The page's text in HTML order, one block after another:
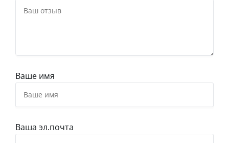
Ваше имя
Ваша эл.почта